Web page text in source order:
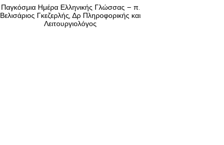
Παγκόσμια Ημέρα Ελληνικής Γλώσσας – π.
Βελισάριος Γκεζερλής, Δρ Πληροφορικής και
Λειτουργιολόγος